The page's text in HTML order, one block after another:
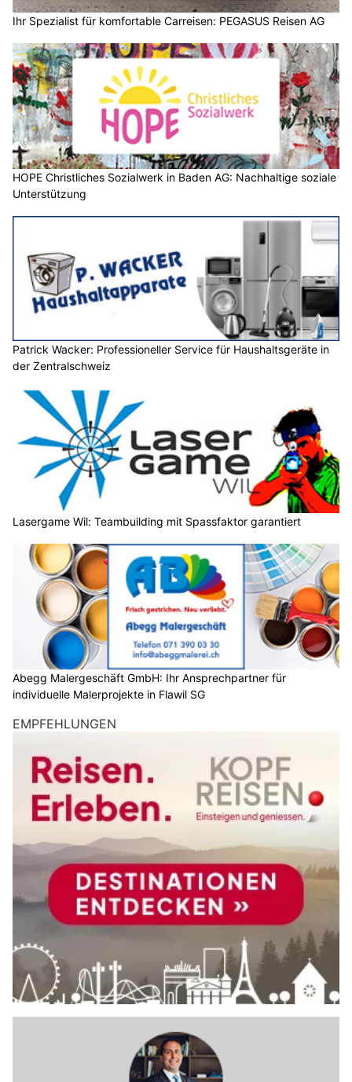
Ihr Spezialist für komfortable Carreisen: PEGASUS Reisen AG
HOPE Christliches Sozialwerk in Baden AG: Nachhaltige soziale
Unterstützung
Patrick Wacker: Professioneller Service für Haushaltsgeräte in
der Zentralschweiz
Lasergame Wil: Teambuilding mit Spassfaktor garantiert
Abegg Malergeschäft GmbH: Ihr Ansprechpartner für
individuelle Malerprojekte in Flawil SG
EMPFEHLUNGEN